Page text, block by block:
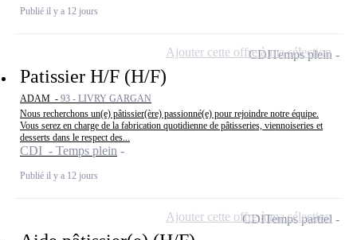
Publié il y a 12 jours
Patissier H/F (H/F)
ADAM - 93 - LIVRY GARGAN
Nous recherchons un(e) pâtissier(ère) passionné(e) pour rejoindre notre équipe.
Vous serez en charge de la fabrication quotidienne de pâtisseries, viennoiseries et
desserts dans le respect des...
CDI - Temps plein
Publié il y a 12 jours
CDITemps plein
Ajouter cette offre à ma sélection
CDITemps partiel
Ajouter cette offre à ma sélection